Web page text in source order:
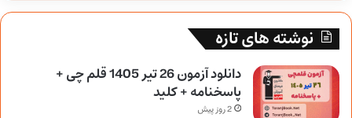
نوشته های تازه
دانلود آزمون 26 تیر 1405 قلم چی +
پاسخنامه + کلید
2 روز پیش